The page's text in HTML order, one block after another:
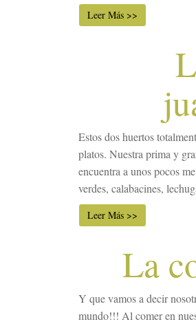
Leer Más >>
Estos dos huertos
platos. Nuestra prima y
encuentra a unos pocos
verdes, calabacines,
Leer Más >>
La
Y que vamos a decir
mundo!!! Al comer en